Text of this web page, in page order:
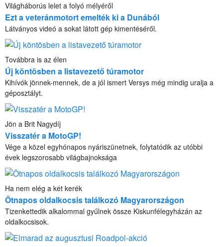
Világháborús lelet a folyó mélyéről
Ezt a veteránmotort emelték ki a Dunából
Látványos videó a sokat látott gép kimentéséről.
Továbbra is az élen
Új köntösben a listavezető túramotor
Kihívók jönnek-mennek, de a jól ismert Versys még mindig uralja a
géposztályt.
Jön a Brit Nagydíj
Visszatér a MotoGP!
Vége a közel egyhónapos nyáriszünetnek, folytatódik az utóbbi
évek legszorosabb világbajnoksága
Ha nem elég a két kerék
Ötnapos oldalkocsis találkozó Magyarországon
Tizenkettedik alkalommal gyűlnek össze Kiskunfélegyházán az
oldalkocsisok.